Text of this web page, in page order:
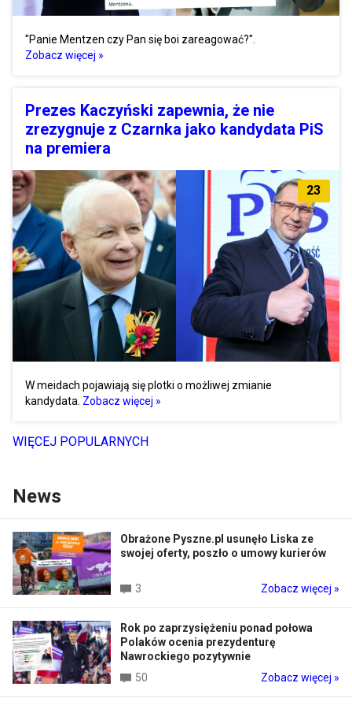
"Panie Mentzen czy Pan się boi zareagować?".
Zobacz więcej »
Prezes Kaczyński zapewnia, że nie
zrezygnuje z Czarnka jako kandydata PiS
na premiera
23
W meidach pojawiają się plotki o możliwej zmianie
kandydata. Zobacz więcej »
WIĘCEJ POPULARNYCH
News
Obrażone Pyszne.pl usunęło Liska ze
swojej oferty, poszło o umowy kurierów
3 Zobacz więcej »
Rok po zaprzysiężeniu ponad połowa
Polaków ocenia prezydenturę
Nawrockiego pozytywnie
50
Zobacz więcej »